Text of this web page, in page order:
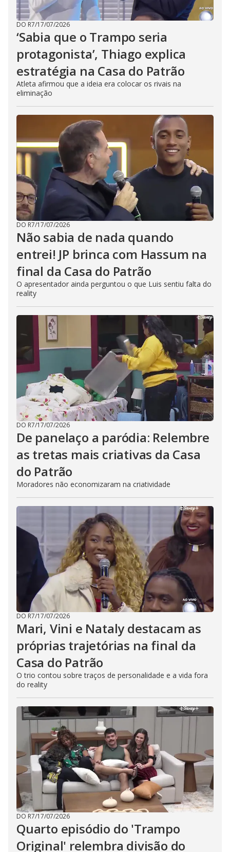
DO R7/17/07/2026
‘Sabia que o Trampo seria
protagonista’, Thiago explica
estratégia na Casa do Patrão
Atleta afirmou que a ideia era colocar os rivais na
eliminação
DO R7/17/07/2026
Não sabia de nada quando
entrei! JP brinca com Hassum na
final da Casa do Patrão
O apresentador ainda perguntou o que Luis sentiu falta do
reality
DO R7/17/07/2026
De panelaço a paródia: Relembre
as tretas mais criativas da Casa
do Patrão
Moradores não economizaram na criatividade
DO R7/17/07/2026
Mari, Vini e Nataly destacam as
próprias trajetórias na final da
Casa do Patrão
O trio contou sobre traços de personalidade e a vida fora
do reality
DO R7/17/07/2026
Quarto episódio do 'Trampo
Original' relembra divisão do